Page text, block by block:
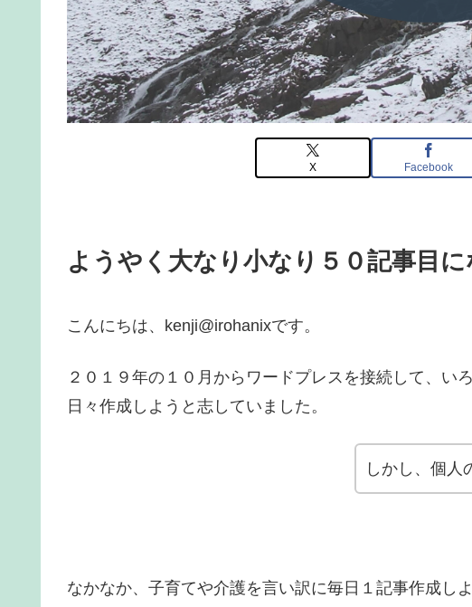
X Facebook
ようやく大なり小なり５０記事目に
こんにちは、kenji@irohanixです。
２０１９年の１０月からワードプレスを接続して、い
日々作成しようと志していました。
しかし、個人
なかなか、子育てや介護を言い訳に毎日１記事作成し